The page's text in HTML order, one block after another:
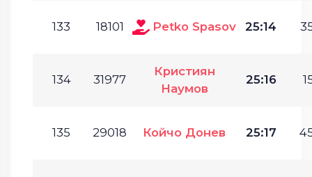
133 18101 Petko Spasov 25:14
134 31977
Кристиян
Наумов
25:16
135 29018 Койчо Донев 25:17